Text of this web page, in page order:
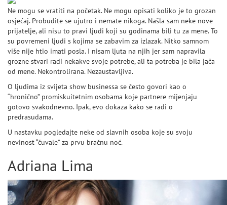
Ne mogu se vratiti na početak. Ne mogu opisati koliko je to grozan
osjećaj. Probudite se ujutro i nemate nikoga. Našla sam neke nove
prijatelje, ali nisu to pravi ljudi koji su godinama bili tu za mene. To
su povremeni ljudi s kojima se zabavim za izlazak. Nitko samnom
više nije htio imati posla. I nisam ljuta na njih jer sam napravila
grozne stvari radi nekakve svoje potrebe, ali ta potreba je bila jača
od mene. Nekontrolirana. Nezaustavljiva.
O ljudima iz svijeta show businessa se često govori kao o
“hronično” promiskuitetnim osobama koje partnere mijenjaju
gotovo svakodnevno. Ipak, evo dokaza kako se radi o
predrasudama.
U nastavku pogledajte neke od slavnih osoba koje su svoju
nevinost “čuvale” za prvu bračnu noć.
Adriana Lima